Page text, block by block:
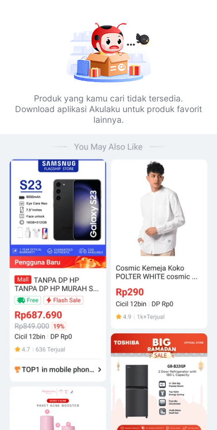
Produk yang kamu cari tidak tersedia.
Download aplikasi Akulaku untuk produk favorit
lainnya.